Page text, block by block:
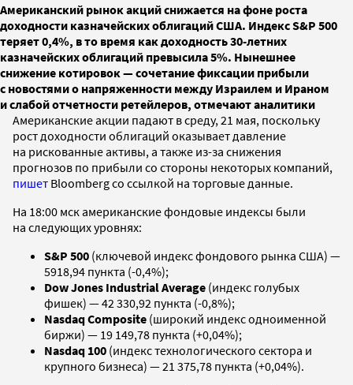
Американский рынок акций снижается на фоне роста
доходности казначейских облигаций США. Индекс S&P 500
теряет 0,4%, в то время как доходность 30-летних
казначейских облигаций превысила 5%. Нынешнее
снижение котировок — сочетание фиксации прибыли
с новостями о напряженности между Израилем и Ираном
и слабой отчетности ретейлеров, отмечают аналитики
Американские акции падают в среду, 21 мая, поскольку
рост доходности облигаций оказывает давление
на рискованные активы, а также из-за снижения
прогнозов по прибыли со стороны некоторых компаний,
пишет Bloomberg со ссылкой на торговые данные.
На 18:00 мск американские фондовые индексы были
на следующих уровнях:
S&P 500 (ключевой индекс фондового рынка США) —
5918,94 пункта (-0,4%);
Dow Jones Industrial Average (индекс голубых
фишек) — 42 330,92 пункта (-0,8%);
Nasdaq Composite (широкий индекс одноименной
биржи) — 19 149,78 пункта (+0,04%);
Nasdaq 100 (индекс технологического сектора и
крупного бизнеса) — 21 375,78 пункта (+0,04%).